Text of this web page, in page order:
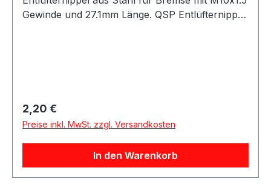
Gewinde und 27.1mm Länge. QSP Entlüfternippel
Produktdetails Hersteller QSP Products Artikel
Entlüfternippel / Bleed Fitting Material Stahl
Farbe silber Gewinde M10x1.5 Länge 27.1mm
Artikelnummer QNR00103N Verpackungseinheit
Regulärer Preis:
2,20 €
Preise inkl. MwSt. zzgl. Versandkosten
In den Warenkorb